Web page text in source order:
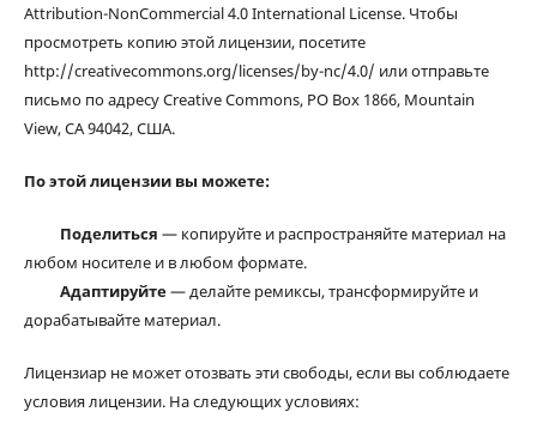
Attribution-NonCommercial 4.0 International License. Чтобы
просмотреть копию этой лицензии, посетите
http://creativecommons.org/licenses/by-nc/4.0/ или отправьте
письмо по адресу Creative Commons, PO Box 1866, Mountain
View, CA 94042, США.
По этой лицензии вы можете:
Поделиться — копируйте и распространяйте материал на
любом носителе и в любом формате.
Адаптируйте— делайте ремиксы, трансформируйте и
дорабатывайте материал.
Лицензиар не может отозвать эти свободы, если вы соблюдаете
условия лицензии. На следующих условиях: